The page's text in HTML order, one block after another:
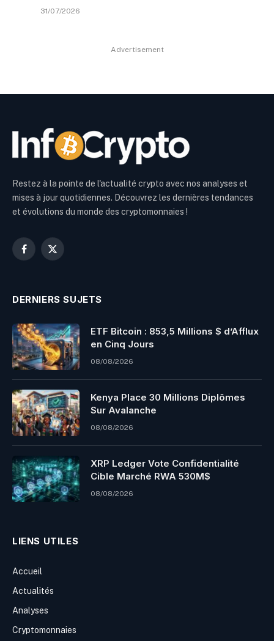
31/07/2026
Advertisement
Restez à la pointe de l'actualité crypto avec nos analyses et
mises à jour quotidiennes. Découvrez les dernières tendances
et évolutions du monde des cryptomonnaies !
Facebook
X
DERNIERS SUJETS
ETF Bitcoin : 853,5 Millions $ d’Afflux
en Cinq Jours
08/08/2026
Kenya Place 30 Millions Diplômes
Sur Avalanche
08/08/2026
XRP Ledger Vote Confidentialité
Cible Marché RWA 530M$
08/08/2026
LIENS UTILES
Accueil
Actualités
Analyses
Cryptomonnaies